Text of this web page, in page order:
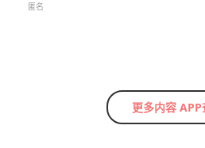
匿名
更多内容 APP